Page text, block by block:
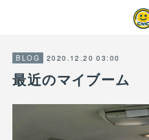
BLOG 2020.12.20 03:00
最近のマイブーム